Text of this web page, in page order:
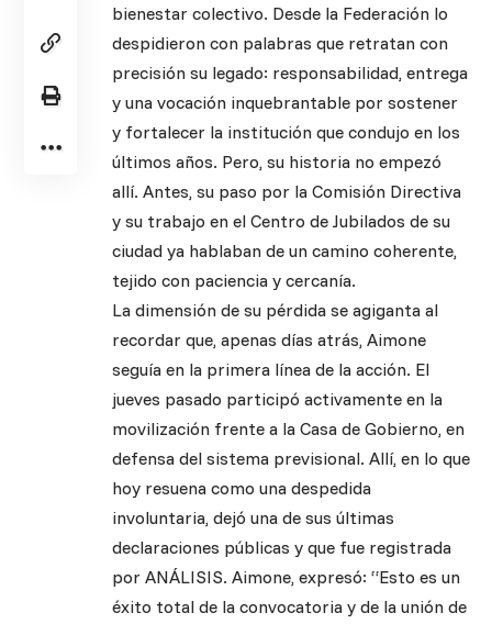
bienestar colectivo. Desde la Federación lo
despidieron con palabras que retratan con
precisión su legado: responsabilidad, entrega
y una vocación inquebrantable por sostener
y fortalecer la institución que condujo en los
últimos años. Pero, su historia no empezó
allí. Antes, su paso por la Comisión Directiva
y su trabajo en el Centro de Jubilados de su
ciudad ya hablaban de un camino coherente,
tejido con paciencia y cercanía.
La dimensión de su pérdida se agiganta al
recordar que, apenas días atrás, Aimone
seguía en la primera línea de la acción. El
jueves pasado participó activamente en la
movilización frente a la Casa de Gobierno, en
defensa del sistema previsional. Allí, en lo que
hoy resuena como una despedida
involuntaria, dejó una de sus últimas
declaraciones públicas y que fue registrada
por ANÁLISIS. Aimone, expresó: “Esto es un
éxito total de la convocatoria y de la unión de